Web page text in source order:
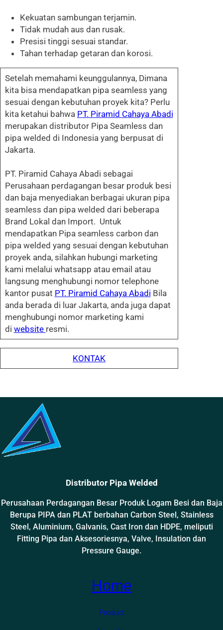
Kekuatan sambungan terjamin.
Tidak mudah aus dan rusak.
Presisi tinggi sesuai standar.
Tahan terhadap getaran dan korosi.
Setelah memahami keunggulannya, Dimana
kita bisa mendapatkan pipa seamless yang
sesuai dengan kebutuhan proyek kita? Perlu
kita ketahui bahwa PT. Piramid Cahaya Abadi
merupakan distributor Pipa Seamless dan
pipa welded di Indonesia yang berpusat di
Jakarta.
PT. Piramid Cahaya Abadi sebagai
Perusahaan perdagangan besar produk besi
dan baja menyediakan berbagai ukuran pipa
seamless dan pipa welded dari beberapa
Brand Lokal dan Import. Untuk
mendapatkan Pipa seamless carbon dan
pipa welded yang sesuai dengan kebutuhan
proyek anda, silahkan hubungi marketing
kami melalui whatsapp atau email atau
langsung menghubungi nomor telephone
kantor pusat PT. Piramid Cahaya Abadi Bila
anda berada di luar Jakarta, anda juga dapat
menghubungi nomor marketing kami
di website resmi.
KONTAK
Distributor Pipa Welded
Perusahaan Perdagangan Besar Produk Logam Besi dan Baja
Berupa PIPA dan PLAT berbahan Carbon Steel, Stainless
Steel, Aluminium, Galvanis, Cast Iron dan HDPE, meliputi
Fitting Pipa dan Aksesoriesnya, Valve, Insulation dan
Pressure Gauge.
Home
Product